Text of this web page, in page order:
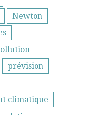
Newton
prévision
climatique